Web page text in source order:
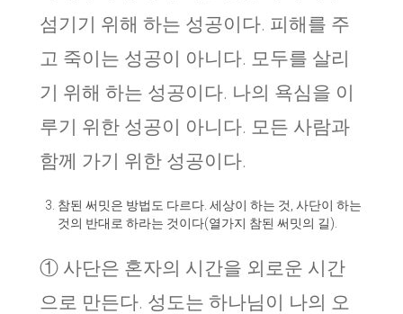
섬기기 위해 하는 성공이다. 피해를 주
고 죽이는 성공이 아니다. 모두를 살리
기 위해 하는 성공이다. 나의 욕심을 이
루기 위한 성공이 아니다. 모든 사람과
함께 가기 위한 성공이다.
참된 써밋은 방법도 다르다. 세상이 하는 것, 사단이 하는
것의 반대로 하라는 것이다(열가지 참된 써밋의 길).
① 사단은 혼자의 시간을 외로운 시간
으로 만든다. 성도는 하나님이 나의 오